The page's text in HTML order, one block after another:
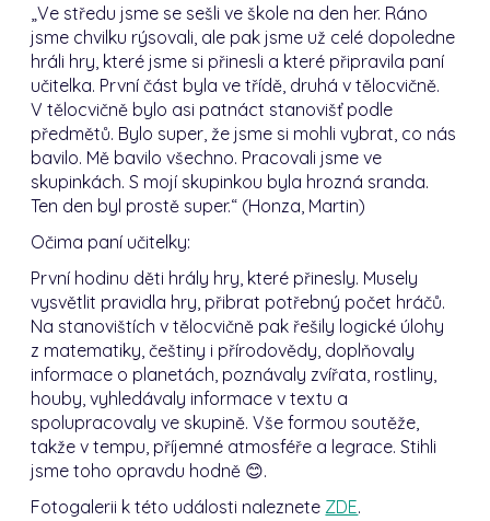
„Ve středu jsme se sešli ve škole na den her. Ráno
jsme chvilku rýsovali, ale pak jsme už celé dopoledne
hráli hry, které jsme si přinesli a které připravila paní
učitelka. První část byla ve třídě, druhá v tělocvičně.
V tělocvičně bylo asi patnáct stanovišť podle
předmětů. Bylo super, že jsme si mohli vybrat, co nás
bavilo. Mě bavilo všechno. Pracovali jsme ve
skupinkách. S mojí skupinkou byla hrozná sranda.
Ten den byl prostě super.“ (Honza, Martin)
Očima paní učitelky:
První hodinu děti hrály hry, které přinesly. Musely
vysvětlit pravidla hry, přibrat potřebný počet hráčů.
Na stanovištích v tělocvičně pak řešily logické úlohy
z matematiky, češtiny i přírodovědy, doplňovaly
informace o planetách, poznávaly zvířata, rostliny,
houby, vyhledávaly informace v textu a
spolupracovaly ve skupině. Vše formou soutěže,
takže v tempu, příjemné atmosféře a legrace. Stihli
jsme toho opravdu hodně 😊.
Fotogalerii k této události naleznete ZDE.